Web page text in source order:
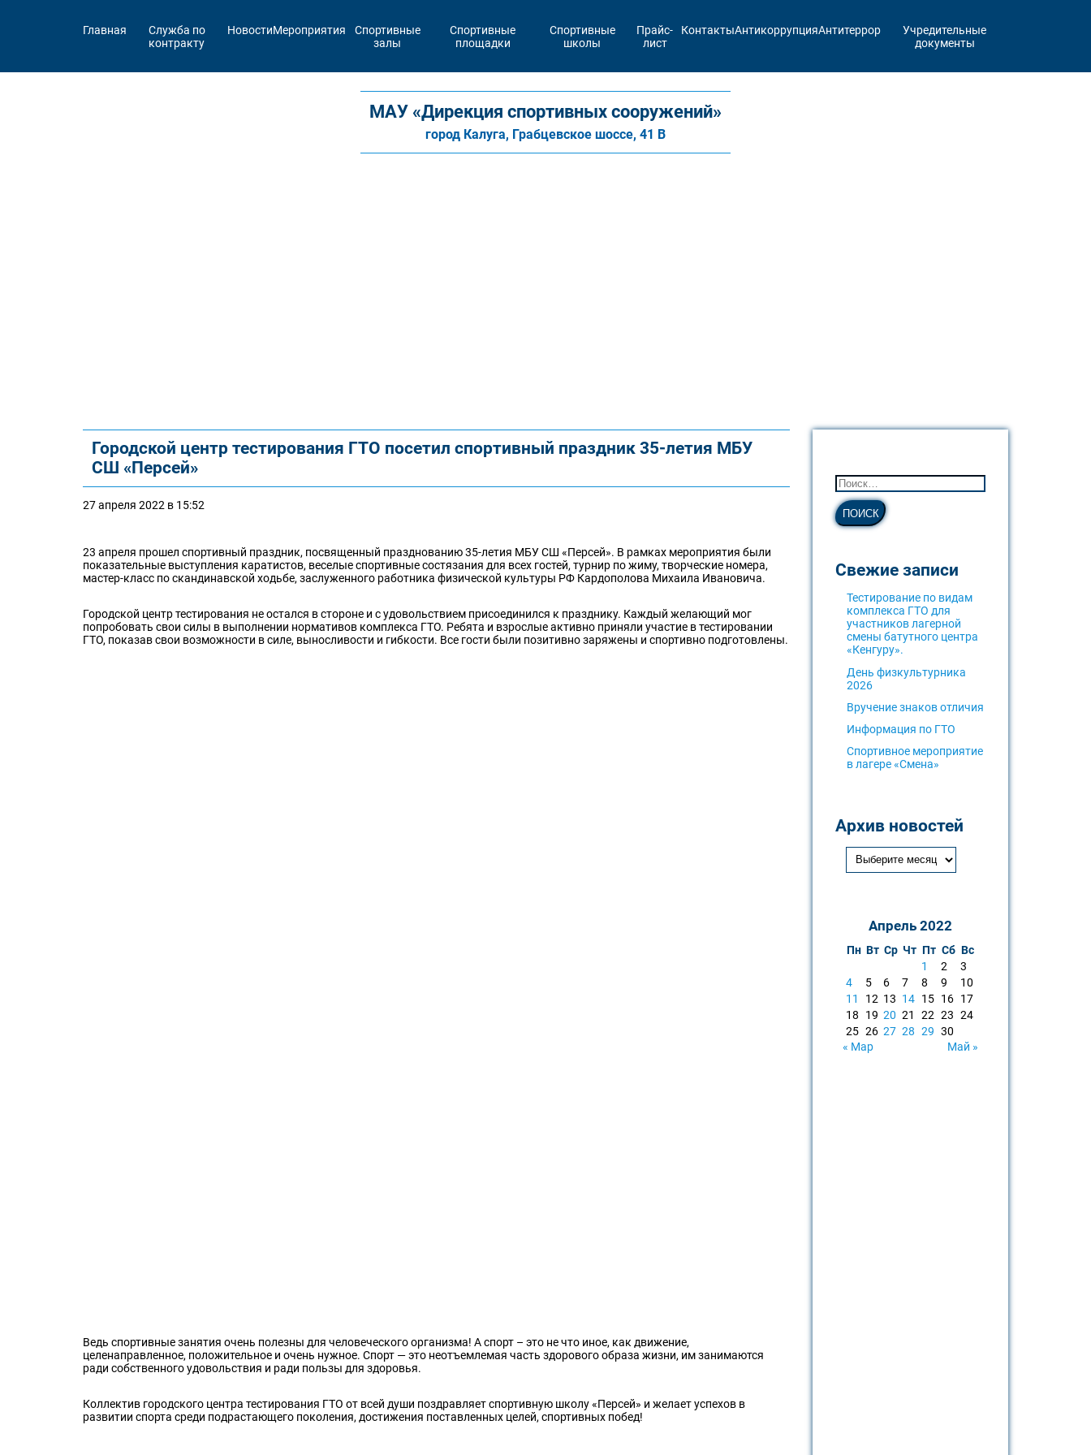
Главная
Служба по
контракту
НовостиМероприятия
Спортивные
залы
Спортивные
площадки
Спортивные
школы
Прайс-
лист
КонтактыАнтикоррупцияАнтитеррор
Учредительные
документы
МАУ «Дирекция спортивных сооружений»
город Калуга, Грабцевское шоссе, 41 В
Городской центр тестирования ГТО посетил спортивный праздник 35-летия МБУ
СШ «Персей»
27 апреля 2022 в 15:52
23 апреля прошел спортивный праздник, посвященный празднованию 35-летия МБУ СШ «Персей». В рамках мероприятия были
показательные выступления каратистов, веселые спортивные состязания для всех гостей, турнир по жиму, творческие номера,
мастер-класс по скандинавской ходьбе, заслуженного работника физической культуры РФ Кардополова Михаила Ивановича.
Городской центр тестирования не остался в стороне и с удовольствием присоединился к празднику. Каждый желающий мог
попробовать свои силы в выполнении нормативов комплекса ГТО. Ребята и взрослые активно приняли участие в тестировании
ГТО, показав свои возможности в силе, выносливости и гибкости. Все гости были позитивно заряжены и спортивно подготовлены.
Ведь спортивные занятия очень полезны для человеческого организма! А спорт – это не что иное, как движение,
целенаправленное, положительное и очень нужное. Спорт — это неотъемлемая часть здорового образа жизни, им занимаются
ради собственного удовольствия и ради пользы для здоровья.
Коллектив городского центра тестирования ГТО от всей души поздравляет спортивную школу «Персей» и желает успехов в
развитии спорта среди подрастающего поколения, достижения поставленных целей, спортивных побед!
Свежие записи
Тестирование по видам
комплекса ГТО для
участников лагерной
смены батутного центра
«Кенгуру».
День физкультурника
2026
Вручение знаков отличия
Информация по ГТО
Спортивное мероприятие
в лагере «Смена»
Архив новостей
Апрель 2022
Пн Вт Ср Чт Пт Сб Вс
1
2
3
4
5 6 7 8 9
10
11
12 13 14 15 16 17
18
19 20 21 22 23 24
25 26 27 28 29 30
« Мар
Май »